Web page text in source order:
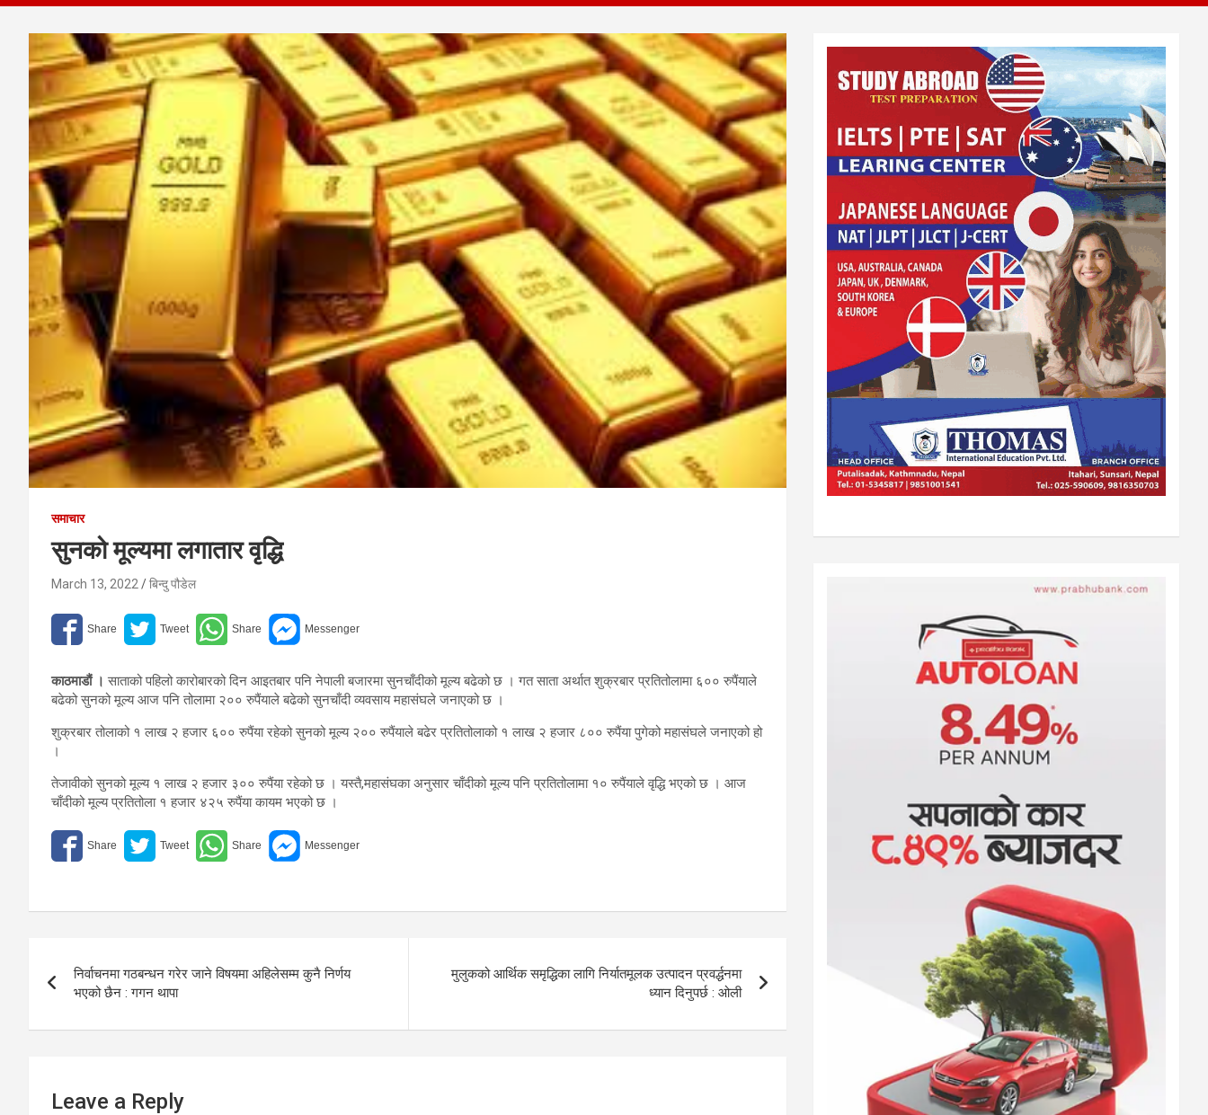
समाचार
सुनको मूल्यमा लगातार वृद्धि
March 13, 2022 बिन्दु पौडेल
काठमाडौं । साताको पहिलो कारोबारको दिन आइतबार पनि नेपाली बजारमा सुनचाँदीको मूल्य बढेको छ । गत साता अर्थात शुक्रबार प्रतितोलामा ६०० रुपैंयाले
बढेको सुनको मूल्य आज पनि तोलामा २०० रुपैंयाले बढेको सुनचाँदी व्यवसाय महासंघले जनाएको छ ।
शुक्रबार तोलाको १ लाख २ हजार ६०० रुपैंया रहेको सुनको मूल्य २०० रुपैंयाले बढेर प्रतितोलाको १ लाख २ हजार ८०० रुपैंया पुगेको महासंघले जनाएको हो
।
तेजावीको सुनको मूल्य १ लाख २ हजार ३०० रुपैंया रहेको छ । यस्तै,महासंघका अनुसार चाँदीको मूल्य पनि प्रतितोलामा १० रुपैंयाले वृद्धि भएको छ । आज
चाँदीको मूल्य प्रतितोला १ हजार ४२५ रुपैंया कायम भएको छ ।
navigation
निर्वाचनमा गठबन्धन गरेर जाने विषयमा अहिलेसम्म कुनै निर्णय
भएको छैन : गगन थापा
मुलुकको आर्थिक समृद्धिका लागि निर्यातमूलक उत्पादन प्रवर्द्धनमा
ध्यान दिनुपर्छ : ओली
Leave a Reply